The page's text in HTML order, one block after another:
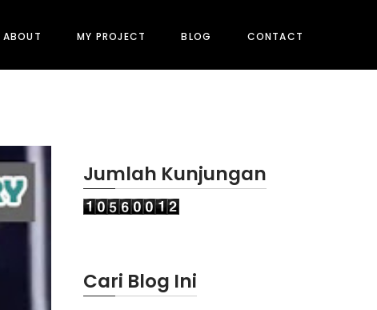
ABOUT MY PROJECT BLOG CONTACT
Jumlah Kunjungan
Cari Blog Ini